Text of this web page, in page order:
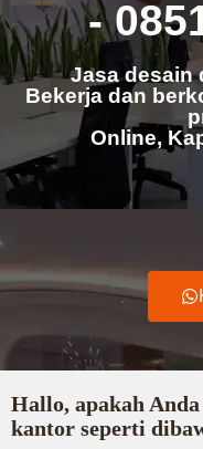
-
Jasa desain
Bekerja dan
Online,
Hallo, apakah
kantor seperti